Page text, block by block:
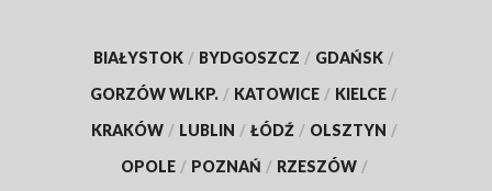
BIAŁYSTOK / BYDGOSZCZ / GDAŃSK /
GORZÓW WLKP. / KATOWICE / KIELCE /
KRAKÓW / LUBLIN / ŁÓDŹ / OLSZTYN /
OPOLE / POZNAŃ / RZESZÓW /